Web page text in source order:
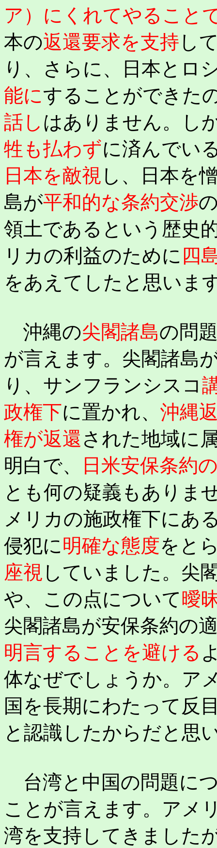
ア）にくれてやること
本の返還要求を支持 し
り、さらに、日本とロ
能にすることができた
話し はありません。し
牲も払わずに済んでい
日本を敵視 し、日本を
島が平和的な条約交渉
領土であるという歴史
リカの利益のために 四
をあえてしたと思いま
沖縄の尖閣諸島の問
が言えます。尖閣諸島
り、サンフランシスコ
政権下に置かれ、 沖縄
権が返還 された地域に
明白で、
日米安保条約
とも何の疑義もありま
メリカの施政権下にあ
侵犯に明確な態度をと
座視 していました。尖
や、この点について曖
尖閣諸島が安保条約の
明言することを避ける
体なぜでしょうか。ア
国を長期にわたって反
と認識したからだと思
台湾と中国の問題に
ことが言えます。アメ
湾を支持してきました